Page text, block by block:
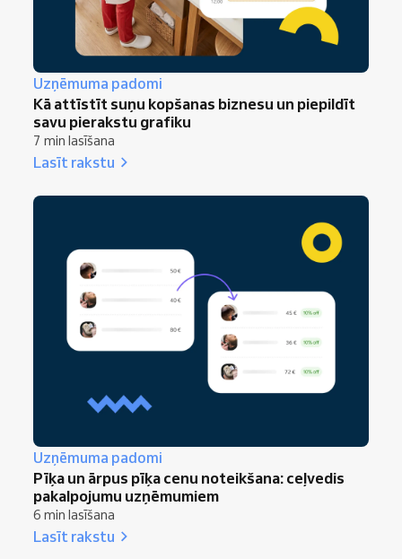
Uzņēmuma padomi
Kā attīstīt suņu kopšanas biznesu un piepildīt
savu pierakstu grafiku
7 min lasīšana
Lasīt rakstu
Uzņēmuma padomi
Pīķa un ārpus pīķa cenu noteikšana: ceļvedis
pakalpojumu uzņēmumiem
6 min lasīšana
Lasīt rakstu